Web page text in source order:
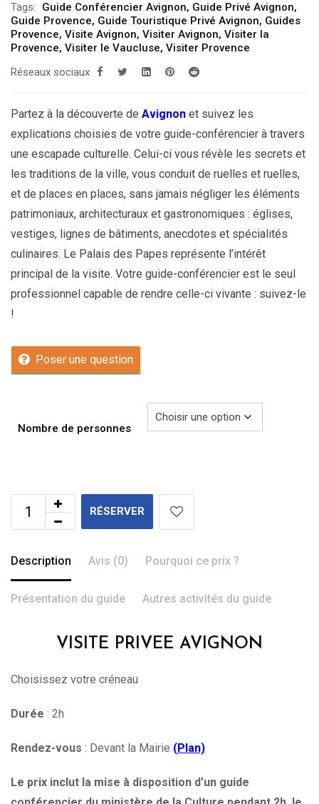
à
429.00€
Tags: Guide Conférencier Avignon, Guide Privé Avignon,
Guide Provence, Guide Touristique Privé Avignon, Guides
Provence, Visite Avignon, Visiter Avignon, Visiter la
Provence, Visiter le Vaucluse, Visiter Provence
Réseaux sociaux
Partez à la découverte de Avignon et suivez les
explications choisies de votre guide-conférencier à travers
une escapade culturelle. Celui-ci vous révèle les secrets et
les traditions de la ville, vous conduit de ruelles et ruelles,
et de places en places, sans jamais négliger les éléments
patrimoniaux, architecturaux et gastronomiques : églises,
vestiges, lignes de bâtiments, anecdotes et spécialités
culinaires. Le Palais des Papes représente l’intérêt
principal de la visite. Votre guide-conférencier est le seul
professionnel capable de rendre celle-ci vivante : suivez-le
!
Poser une question
Nombre de personnes
RÉSERVER
Description Avis (0) Pourquoi ce prix ?
Présentation du guide Autres activités du guide
VISITE PRIVEE AVIGNON
Choisissez votre créneau
Durée : 2h
Rendez-vous : Devant la Mairie (Plan)
Le prix inclut la mise à disposition d’un guide